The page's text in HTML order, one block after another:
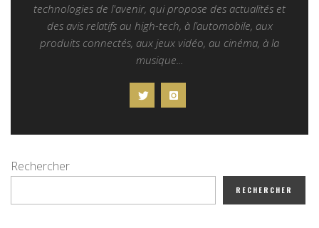
technologies de l'avenir, qui propose des actualités et
des avis relatifs au high-tech, à l’automobile, aux
produits connectés, aux jeux vidéo, au cinéma, à la
musique...
Rechercher
RECHERCHER